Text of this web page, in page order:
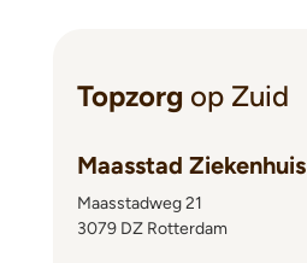
Topzorg op Zuid
Maasstad Ziekenhuis
Maasstadweg 21
3079 DZ Rotterdam